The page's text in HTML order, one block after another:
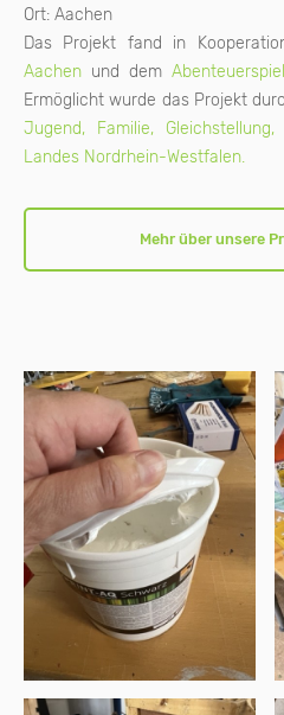
Ort: Aachen
Das Projekt fand in
Aachen und dem
Ermöglicht wurde das Projekt
Jugend, Familie,
Landes Nordrhein-Westfalen.
Mehr über unsere